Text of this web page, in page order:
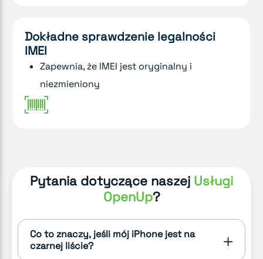
Dokładne sprawdzenie legalności
IMEI
Zapewnia, że IMEI jest oryginalny i
niezmieniony
Pytania dotyczące naszej Usługi
OpenUp?
Co to znaczy, jeśli mój iPhone jest na
czarnej liście?